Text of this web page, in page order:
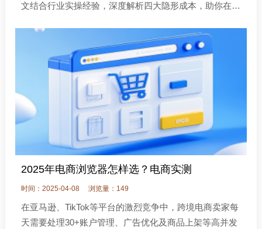
文结合行业实操经验，深度解析四大隐形成本，助你在流
2025年电商浏览器怎样选？电商实测
时间：2025-04-08 浏览量：149
在亚马逊、TikTok等平台的激烈竞争中，跨境电商卖家每
天需要处理30+账户管理、广告优化及商品上架等高并发